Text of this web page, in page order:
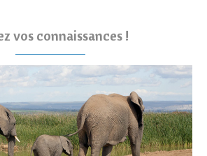
vos connaissances !